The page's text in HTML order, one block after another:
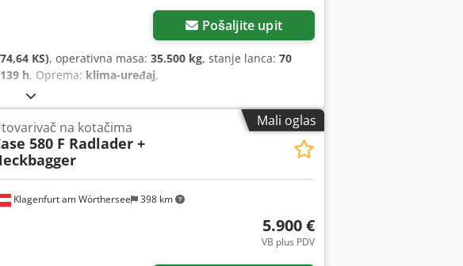
Pošaljite upit
KS), operativna masa: 35.500 kg, stanje lanca: 70
h, Oprema: klima-uređaj,
Mali oglas
Klagenfurt am Wörthersee 398 km
na kotačima
580 F Radlader +
5.900 €
VB plus PDV